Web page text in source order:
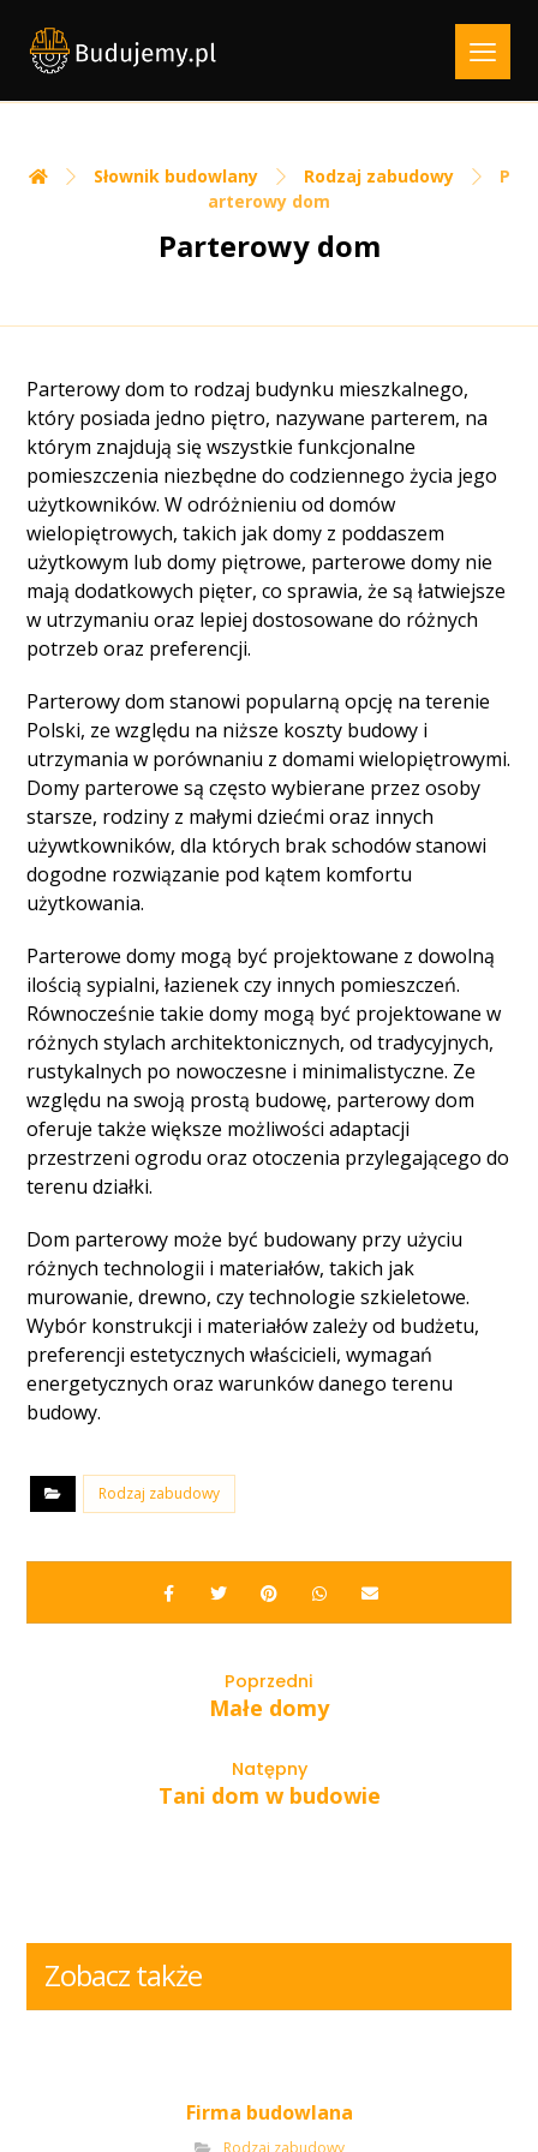
Słownik budowlany Rodzaj zabudowy
P
arterowy dom
Parterowy dom
Parterowy dom to rodzaj budynku mieszkalnego,
który posiada jedno piętro, nazywane parterem, na
którym znajdują się wszystkie funkcjonalne
pomieszczenia niezbędne do codziennego życia jego
użytkowników. W odróżnieniu od domów
wielopiętrowych, takich jak domy z poddaszem
użytkowym lub domy piętrowe, parterowe domy nie
mają dodatkowych pięter, co sprawia, że są łatwiejsze
w utrzymaniu oraz lepiej dostosowane do różnych
potrzeb oraz preferencji.
Parterowy dom stanowi popularną opcję na terenie
Polski, ze względu na niższe koszty budowy i
utrzymania w porównaniu z domami wielopiętrowymi.
Domy parterowe są często wybierane przez osoby
starsze, rodziny z małymi dziećmi oraz innych
używtkowników, dla których brak schodów stanowi
dogodne rozwiązanie pod kątem komfortu
użytkowania.
Parterowe domy mogą być projektowane z dowolną
ilością sypialni, łazienek czy innych pomieszczeń.
Równocześnie takie domy mogą być projektowane w
różnych stylach architektonicznych, od tradycyjnych,
rustykalnych po nowoczesne i minimalistyczne. Ze
względu na swoją prostą budowę, parterowy dom
oferuje także większe możliwości adaptacji
przestrzeni ogrodu oraz otoczenia przylegającego do
terenu działki.
Dom parterowy może być budowany przy użyciu
różnych technologii i materiałów, takich jak
murowanie, drewno, czy technologie szkieletowe.
Wybór konstrukcji i materiałów zależy od budżetu,
preferencji estetycznych właścicieli, wymagań
energetycznych oraz warunków danego terenu
budowy.
Rodzaj zabudowy
Poprzedni
Małe domy
Natępny
Tani dom w budowie
Zobacz także
Firma budowlana
Rodzaj zabudowy